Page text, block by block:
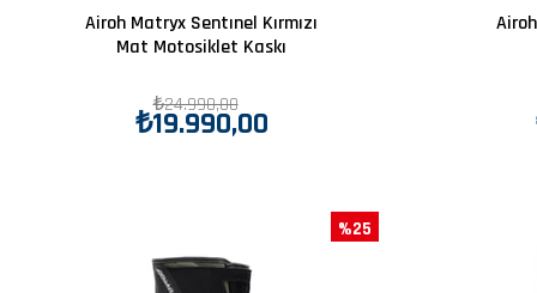
Airoh Matryx Sentınel Kırmızı
Mat Motosiklet Kaskı
₺19.990,00
₺24.990,00
%25